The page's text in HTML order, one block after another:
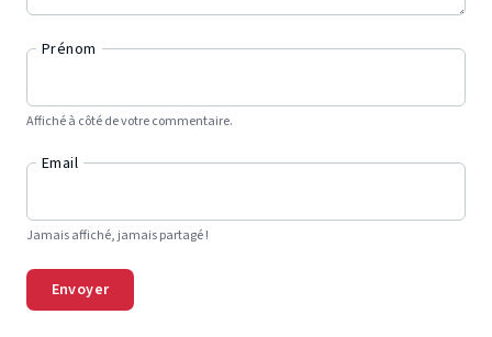
Prénom
Affiché à côté de votre commentaire.
Email
Jamais affiché, jamais partagé !
Envoyer